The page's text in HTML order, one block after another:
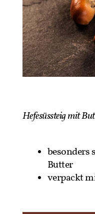
Hefesüssteig mit
besonders
Butter
verpackt